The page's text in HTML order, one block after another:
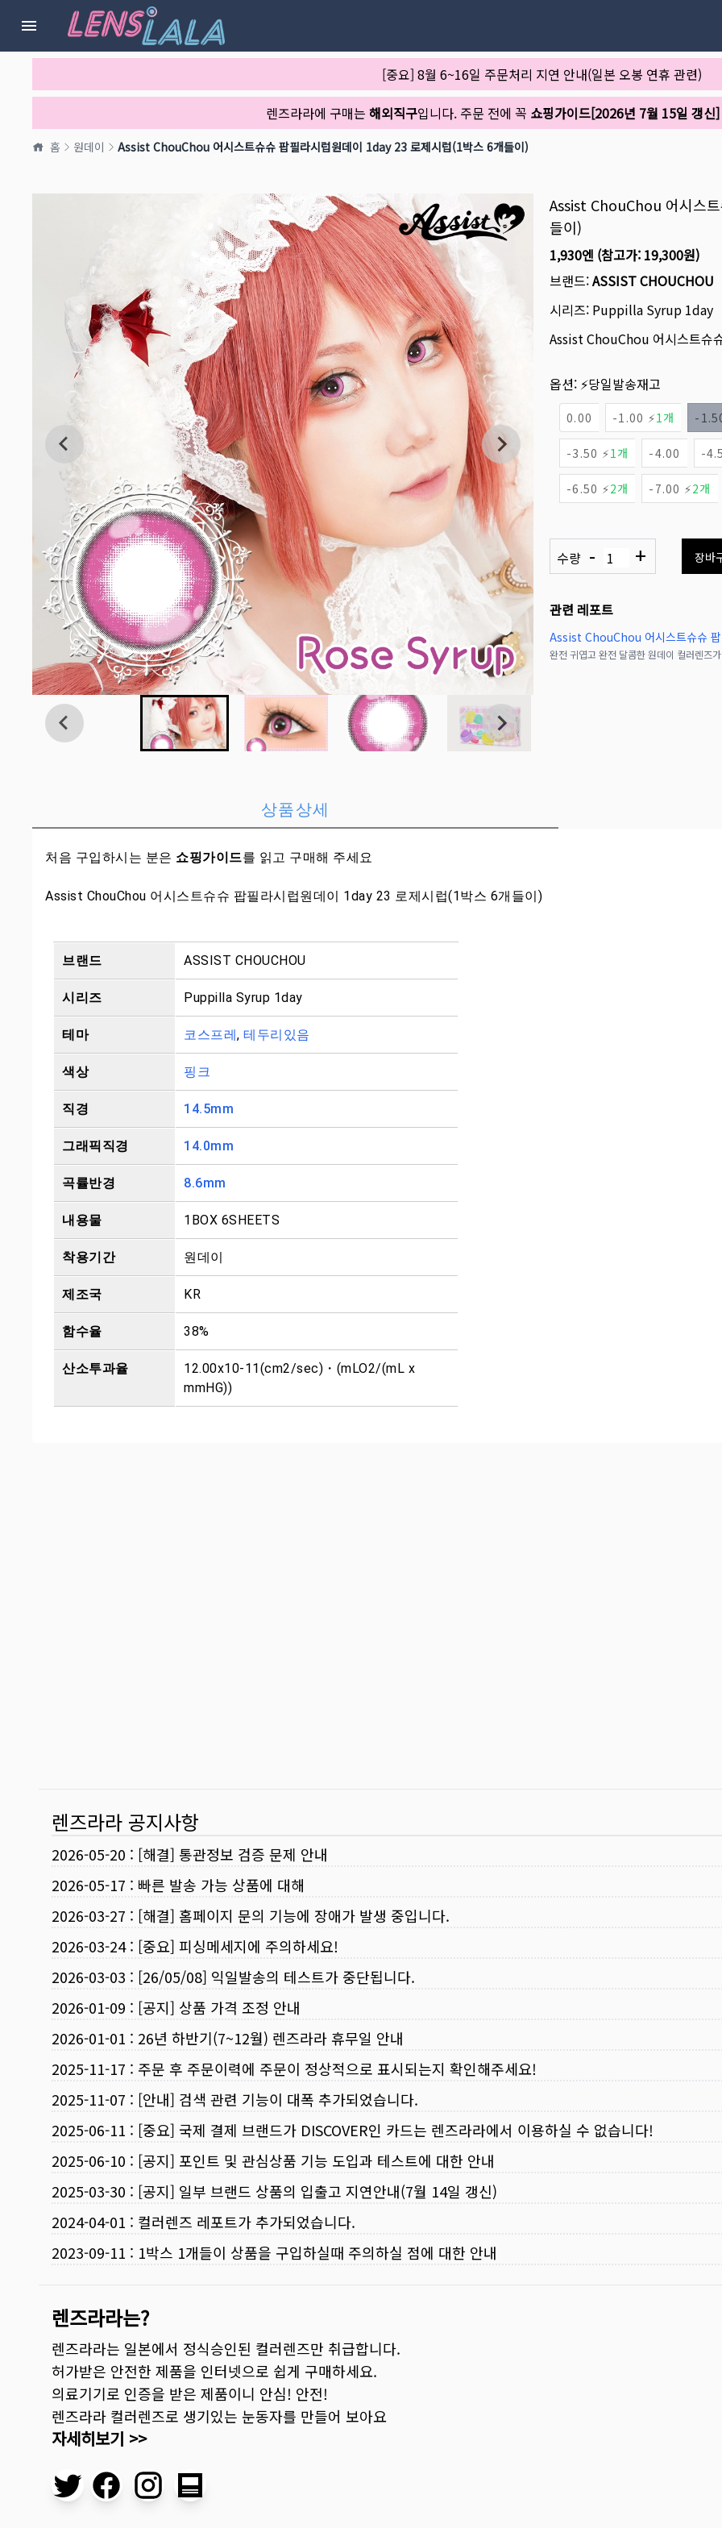
[중요] 8월 6~16일 주문처리 지연 안내(일본 오봉 연휴 관련)
렌즈라라에 구매는 해외직구입니다. 주문 전에 꼭 쇼핑가이드[2026년 7월 15일 갱신]
홈 원데이 Assist ChouChou 어시스트슈슈 팝필라시럽원데이 1day 23 로제시럽(1박스 6개들이)
Assist ChouChou 어시스
들이)
1,930엔 (참고가: 19,300원)
브랜드:ASSIST CHOUCHOU
시리즈: Puppilla Syrup 1day
Assist ChouChou 어시스트슈
옵션: ⚡당일발송재고
0.00 -1.00 ⚡1개 -
-3.50 ⚡1개 -4.00 -
-6.50 ⚡2개 -7.00 ⚡2개
수량 - + 장바
관련 레포트
Assist ChouChou 어시스트슈슈
상품상세
처음 구입하시는 분은 쇼핑가이드를 읽고 구매해 주세요
Assist ChouChou 어시스트슈슈 팝필라시럽원데이 1day 23 로제시럽(1박스 6개들이)
브랜드 ASSIST CHOUCHOU
시리즈 Puppilla Syrup 1day
테마 코스프레, 테두리있음
색상 핑크
직경 14.5mm
그래픽직경 14.0mm
곡률반경 8.6mm
내용물 1BOX 6SHEETS
착용기간 원데이
제조국 KR
함수율 38%
산소투과율
12.00x10-11(cm2/sec)・(mLO2/(mL x
mmHG))
렌즈라라 공지사항
2026-05-20 : [해결] 통관정보 검증 문제 안내
2026-05-17 : 빠른 발송 가능 상품에 대해
2026-03-27 : [해결] 홈페이지 문의 기능에 장애가 발생 중입니다.
2026-03-24: [중요] 피싱메세지에 주의하세요!
2026-03-03 : [26/05/08] 익일발송의 테스트가 중단됩니다.
2026-01-09 : [공지] 상품 가격 조정 안내
2026-01-01 : 26년 하반기(7~12월) 렌즈라라 휴무일 안내
2025-11-17 : 주문 후 주문이력에 주문이 정상적으로 표시되는지 확인해주세요!
2025-11-07 : [안내] 검색 관련 기능이 대폭 추가되었습니다.
2025-06-11 : [중요] 국제 결제 브랜드가 DISCOVER인 카드는 렌즈라라에서 이용하실 수 없습니다!
2025-06-10 : [공지] 포인트 및 관심상품 기능 도입과 테스트에 대한 안내
2025-03-30 : [공지] 일부 브랜드 상품의 입출고 지연안내(7월 14일 갱신)
2024-04-01 : 컬러렌즈 레포트가 추가되었습니다.
2023-09-11 : 1박스 1개들이 상품을 구입하실때 주의하실 점에 대한 안내
렌즈라라는?
렌즈라라는 일본에서 정식승인된 컬러렌즈만 취급합니다.
허가받은 안전한 제품을 인터넷으로 쉽게 구매하세요.
의료기기로 인증을 받은 제품이니 안심! 안전!
렌즈라라 컬러렌즈로 생기있는 눈동자를 만들어 보아요
자세히보기 >>